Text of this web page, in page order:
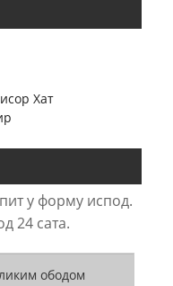
Хат
у форму испод.
24 сата.